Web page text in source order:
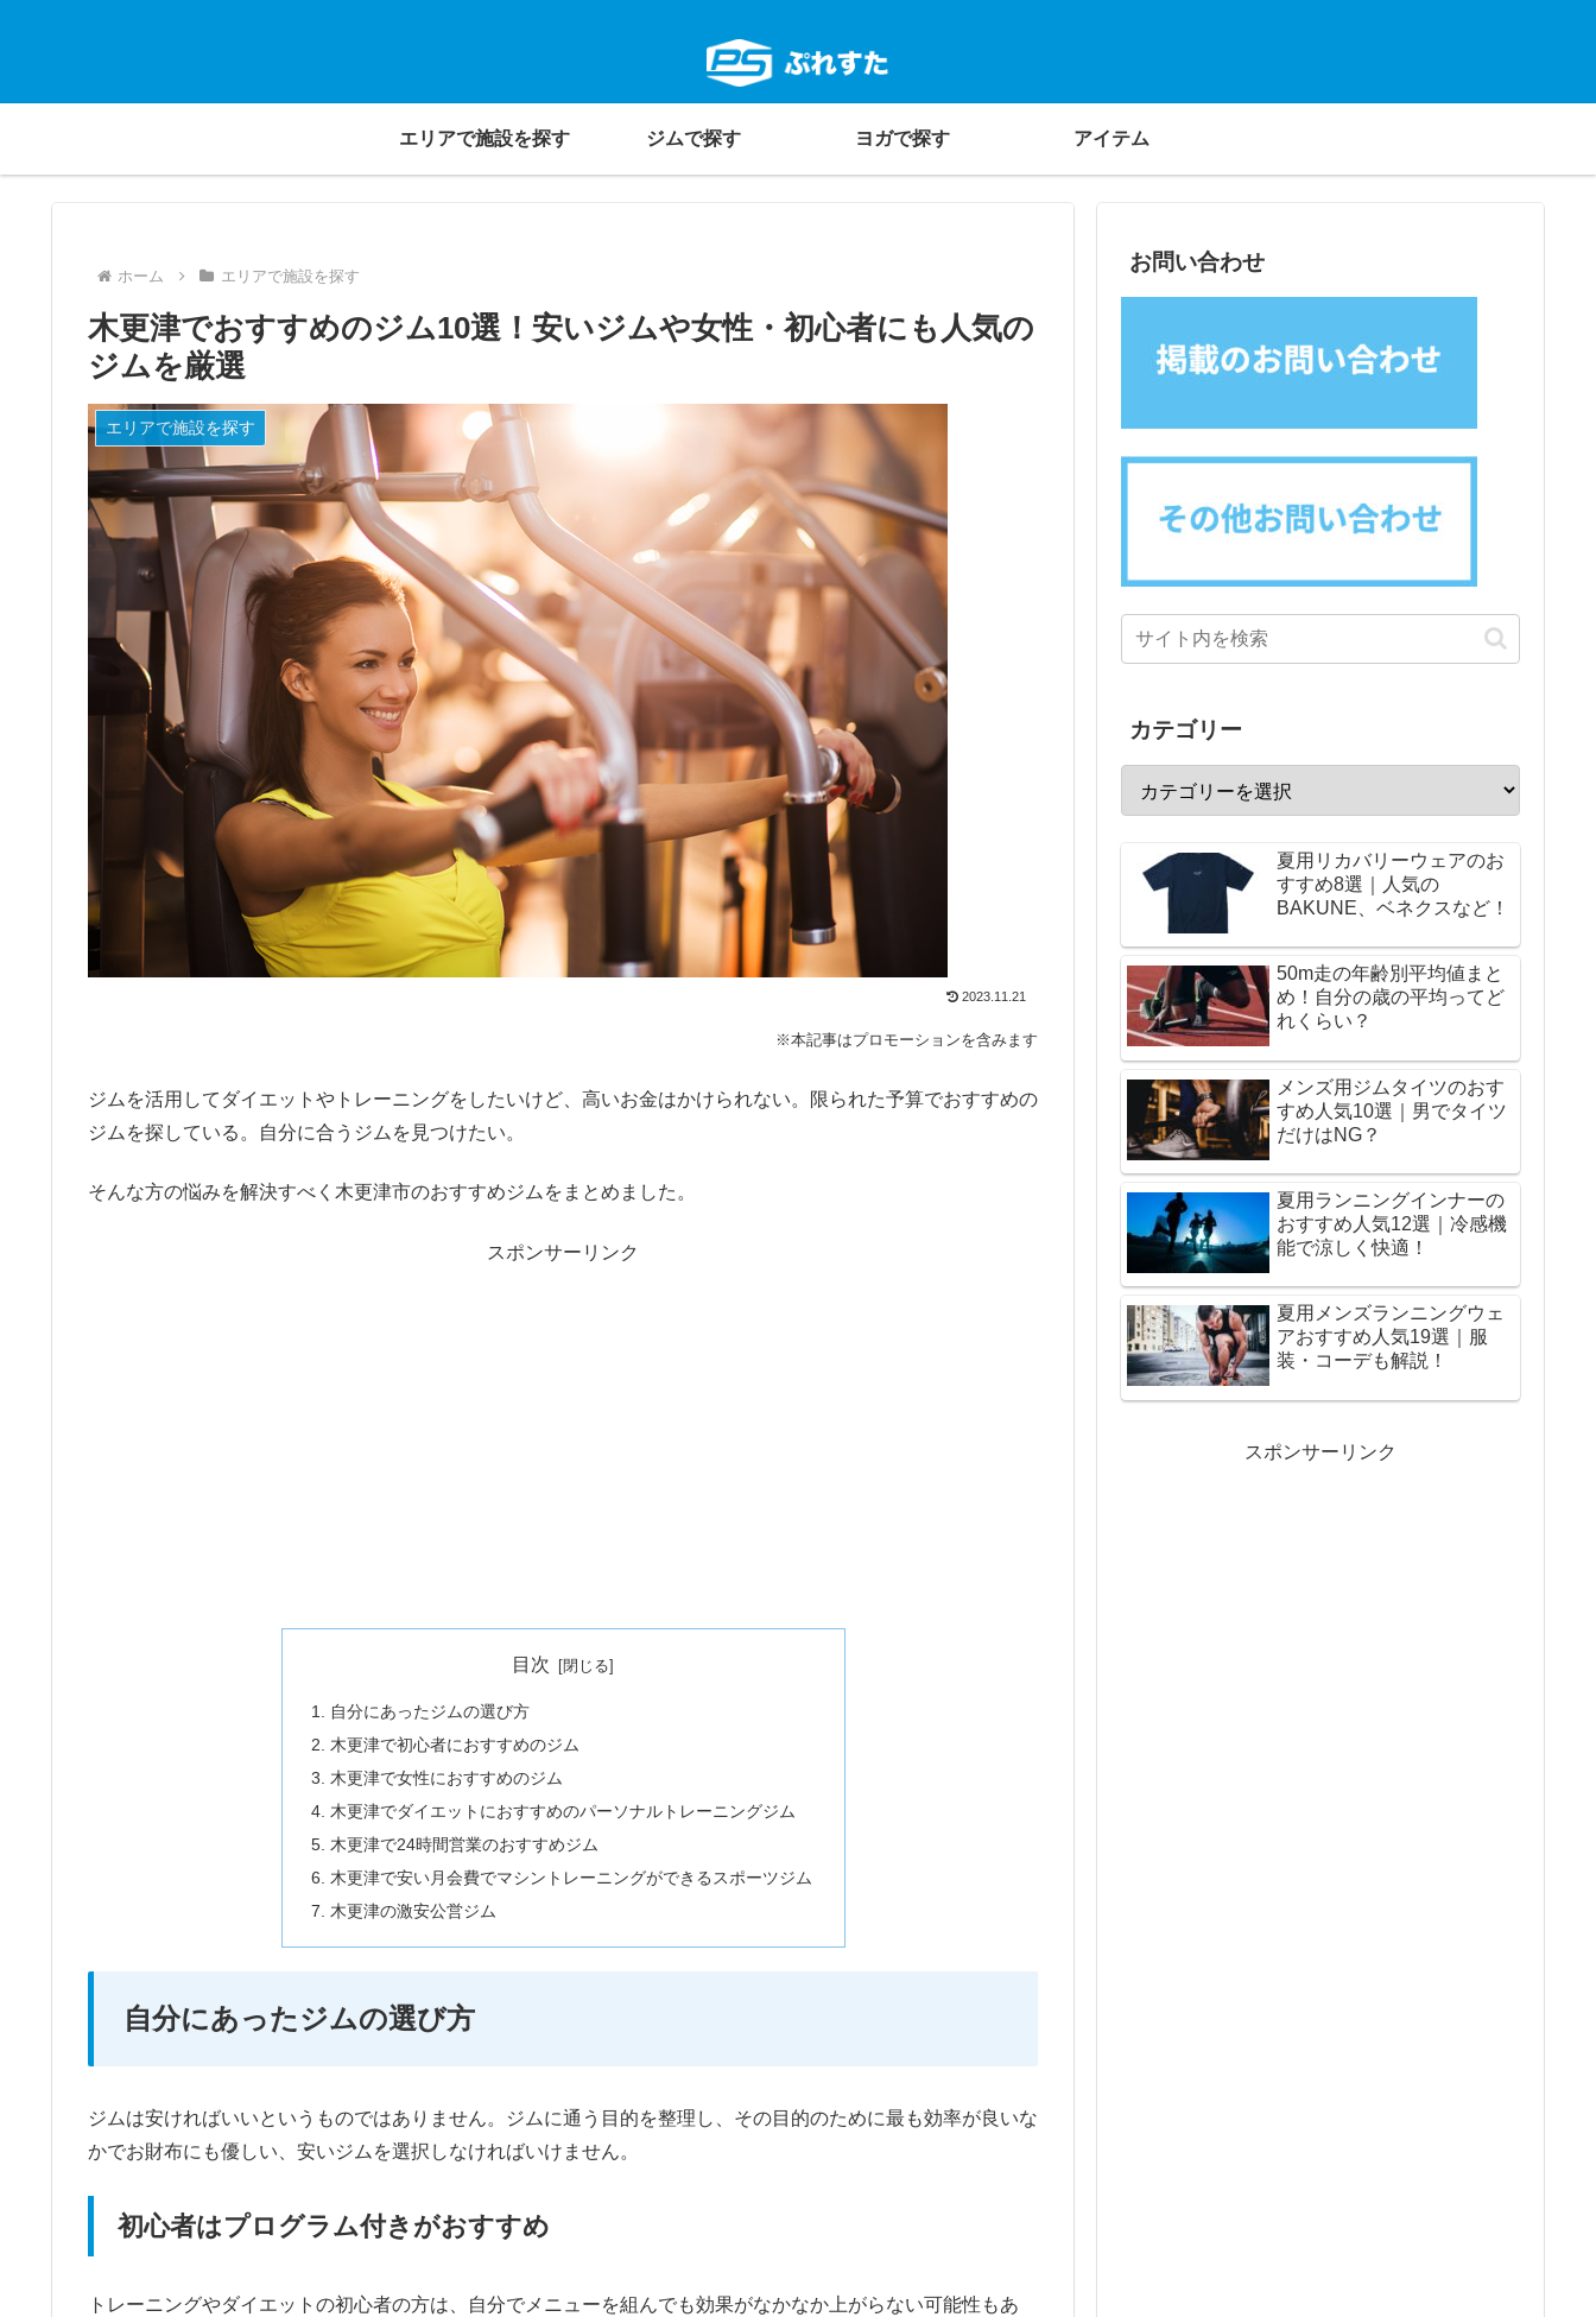
エリアで施設を探す ジムで探す ヨガで探す アイテム
ホーム エリアで施設を探す
木更津でおすすめのジム10選！安いジムや女性・初心者にも人気の
ジムを厳選
エリアで施設を探す
2023.11.21
※本記事はプロモーションを含みます
ジムを活用してダイエットやトレーニングをしたいけど、高いお金はかけられない。限られた予算でおすすめの
ジムを探している。自分に合うジムを見つけたい。
そんな方の悩みを解決すべく木更津市のおすすめジムをまとめました。
スポンサーリンク
目次
自分にあったジムの選び方
木更津で初心者におすすめのジム
木更津で女性におすすめのジム
木更津でダイエットにおすすめのパーソナルトレーニングジム
木更津で24時間営業のおすすめジム
木更津で安い月会費でマシントレーニングができるスポーツジム
木更津の激安公営ジム
自分にあったジムの選び方
ジムは安ければいいというものではありません。ジムに通う目的を整理し、その目的のために最も効率が良いな
かでお財布にも優しい、安いジムを選択しなければいけません。
初心者はプログラム付きがおすすめ
トレーニングやダイエットの初心者の方は、自分でメニューを組んでも効果がなかなか上がらない可能性もあ
お問い合わせ
カテゴリー
夏用リカバリーウェアのお
すすめ8選｜人気の
BAKUNE、ベネクスなど！
50m走の年齢別平均値まと
め！自分の歳の平均ってど
れくらい？
メンズ用ジムタイツのおす
すめ人気10選｜男でタイツ
だけはNG？
夏用ランニングインナーの
おすすめ人気12選｜冷感機
能で涼しく快適！
夏用メンズランニングウェ
アおすすめ人気19選｜服
装・コーデも解説！
スポンサーリンク